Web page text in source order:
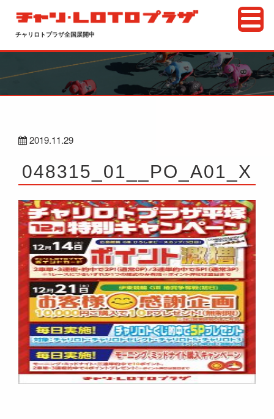
チャリロトプラザ全国展開中
2019.11.29
048315_01__PO_A01_X